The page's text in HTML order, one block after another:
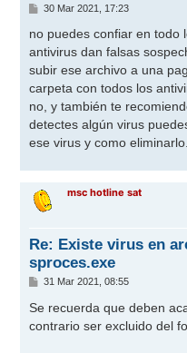
M
n
a
j
e
30 Mar 2021, 17:23
no puedes confiar en todo
antivirus dan falsas
subir ese archivo a una
carpeta con todos los
no, y también te
detectes algún virus
ese virus y como eliminarlo.
msc hotline sat
Re: Existe virus en
sproces.exe
M
n
s
a
31 Mar 2021, 08:55
Se recuerda que deben
contrario ser excluido del